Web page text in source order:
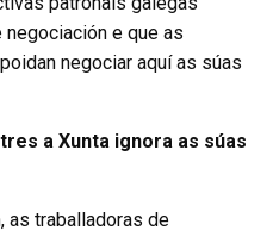
negociación e que as
negociar aquí as súas
a Xunta ignora as súas
as traballadoras de